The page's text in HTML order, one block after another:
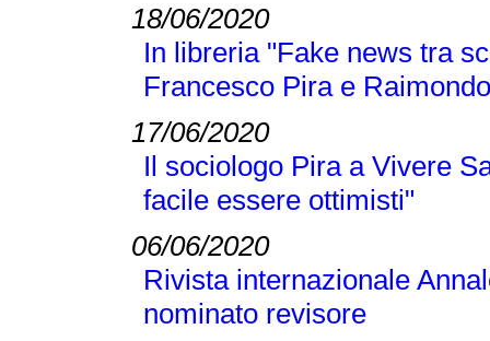
18/06/2020
In libreria "Fake news tra
Francesco Pira e
17/06/2020
Il sociologo Pira a Vivere
facile essere ottimisti"
06/06/2020
Rivista internazionale
nominato revisore